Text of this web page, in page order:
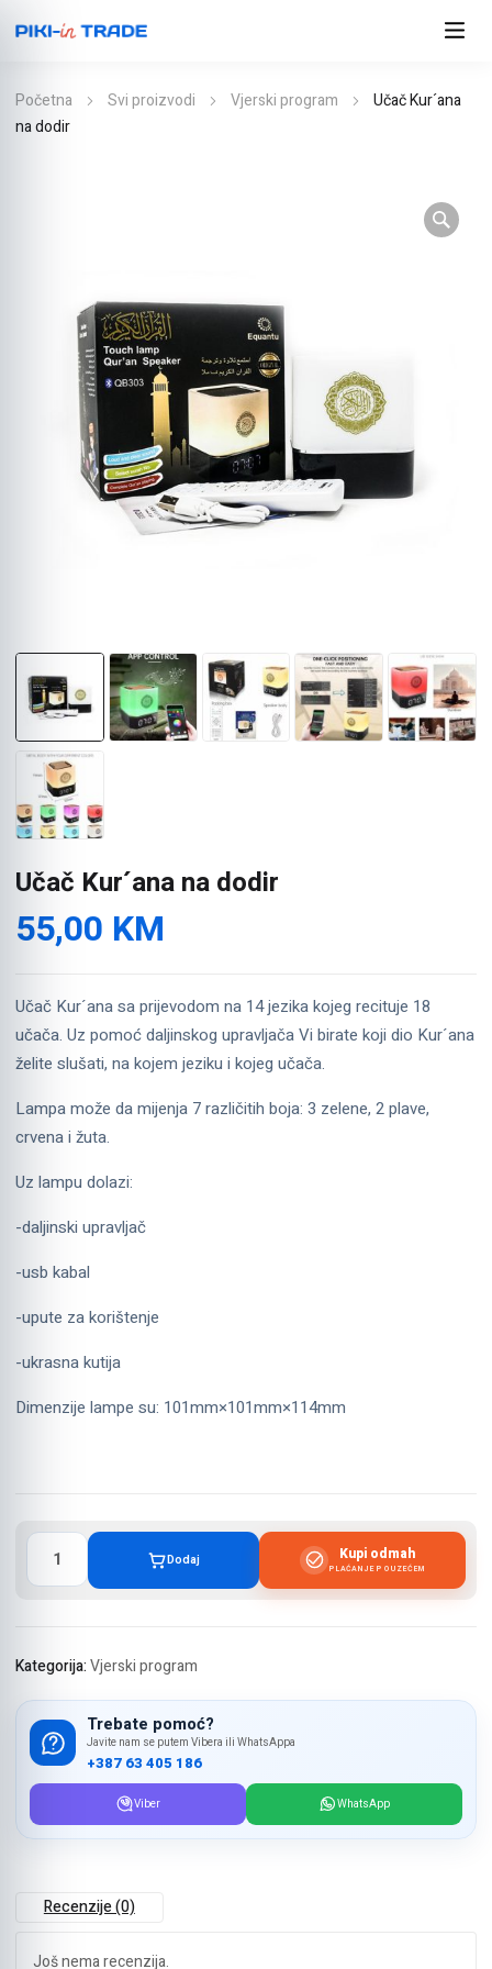
Početna Svi proizvodi Vjerski program
Učač Kur´ana
na dodir
Učač Kur´ana na dodir
55,00 KM
Učač Kur´ana sa prijevodom na 14 jezika kojeg recituje 18
učača. Uz pomoć daljinskog upravljača Vi birate koji dio Kur´ana
želite slušati, na kojem jeziku i kojeg učača.
Lampa može da mijenja 7 različitih boja: 3 zelene, 2 plave,
crvena i žuta.
Uz lampu dolazi:
-daljinski upravljač
-usb kabal
-upute za korištenje
-ukrasna kutija
Dimenzije lampe su: 101mm×101mm×114mm
Učač
´ana
količina
Dodaj Kupi odmah
PLAĆANJE POUZEĆEM
Kategorija:Vjerski program
Trebate pomoć?
Javite nam se putem Vibera ili WhatsAppa
+387 63 405 186
Viber WhatsApp
Recenzije (0)
Još nema recenzija.